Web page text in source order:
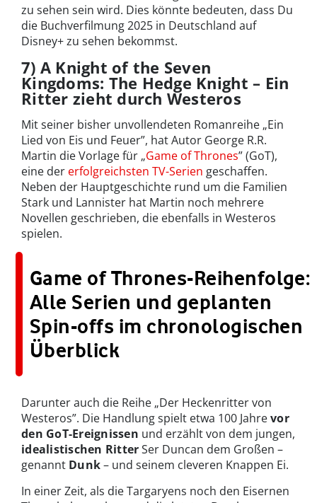
zu sehen sein wird. Dies könnte bedeuten, dass Du
die Buchverfilmung 2025 in Deutschland auf
Disney+ zu sehen bekommst.
7) A Knight of the Seven
Kingdoms: The Hedge Knight – Ein
Ritter zieht durch Westeros
Mit seiner bisher unvollendeten Romanreihe „Ein
Lied von Eis und Feuer”, hat Autor George R.R.
Martin die Vorlage für „Game of Thrones” (GoT),
eine der erfolgreichsten TV-Serien geschaffen.
Neben der Hauptgeschichte rund um die Familien
Stark und Lannister hat Martin noch mehrere
Novellen geschrieben, die ebenfalls in Westeros
spielen.
Game of Thrones-Reihenfolge:
Alle Serien und geplanten
Spin-offs im chronologischen
Überblick
Darunter auch die Reihe „Der Heckenritter von
Westeros”. Die Handlung spielt etwa 100 Jahrevor
den GoT-Ereignissen und erzählt von dem jungen,
idealistischen RitterSer Duncan dem Großen –
genannt Dunk– und seinem cleveren Knappen Ei.
In einer Zeit, als die Targaryens noch den Eisernen